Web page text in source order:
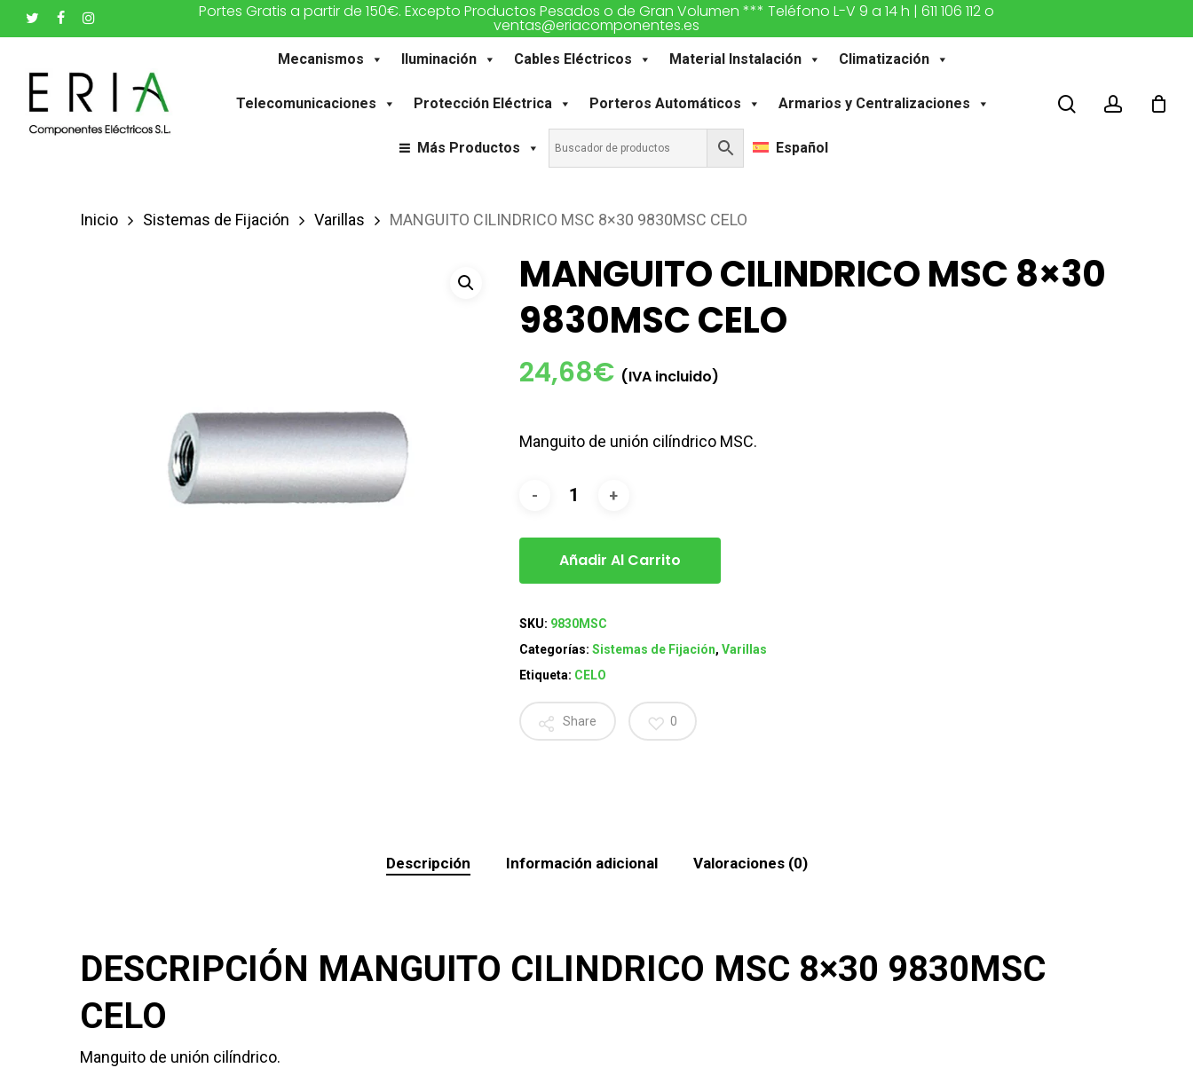
Saltar
al
contenido
principal
twitter facebookinstagram Portes Gratis a partir de 150€. Excepto Productos Pesados o de Gran Volumen *** Teléfono L-V 9 a 14 h | 611 106 112 o
ventas@eriacomponentes.es
Mecanismos Iluminación Cables Eléctricos Material Instalación Climatización
Telecomunicaciones Protección Eléctrica Porteros Automáticos Armarios y Centralizaciones
Más Productos Español
buscaraccount
Inicio Sistemas de Fijación Varillas MANGUITO CILINDRICO MSC 8×30 9830MSC CELO
MANGUITO CILINDRICO MSC 8×30
9830MSC CELO
24,68€ (IVA incluido)
Manguito de unión cilíndrico MSC.
Añadir Al Carrito
SKU: 9830MSC
Categorías: Sistemas de Fijación, Varillas
Etiqueta: CELO
Share 0
Descripción Información adicional Valoraciones (0)
DESCRIPCIÓN MANGUITO CILINDRICO MSC 8×30 9830MSC
CELO
Manguito de unión cilíndrico.